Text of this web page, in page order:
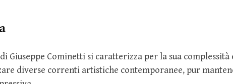
Giuseppe Cominetti si caratterizza per la sua complessità
diverse correnti artistiche contemporanee, pur